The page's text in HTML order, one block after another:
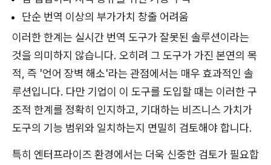
단순 번역 이상의 부가가치 창출 어려움
이러한 한계는 실시간 번역 도구가 잘못된 솔루션이라는
것을 의미하지 않습니다. 오히려 그 도구가 가진 본연의 목
적, 즉 '언어 장벽 해소'라는 관점에서는 매우 효과적인 솔
루션입니다. 다만 기업이 이 도구를 도입할 때는 이러한 구
조적 한계를 정확히 인지하고, 기대하는 비즈니스 가치가
도구의 기능 범위와 일치하는지 면밀히 검토해야 합니다.
특히 엔터프라이즈 환경에서는 더욱 신중한 검토가 필요합